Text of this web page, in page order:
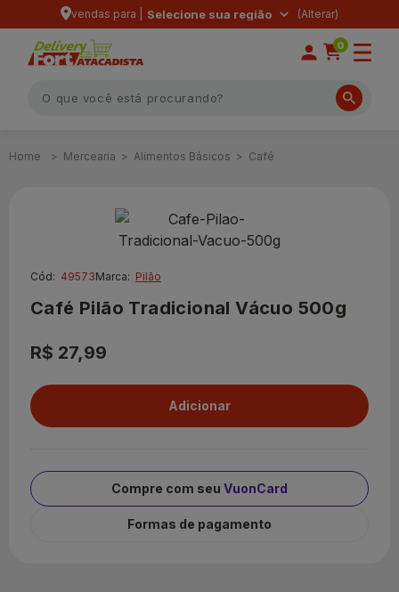
vendas para | Selecione sua região
0
Mercearia Alimentos Básicos Café
Cód: 49573Marca: Pilão
Café Pilão Tradicional Vácuo 500g
R$ 27,99
Compre com seu VuonCard
Formas de pagamento